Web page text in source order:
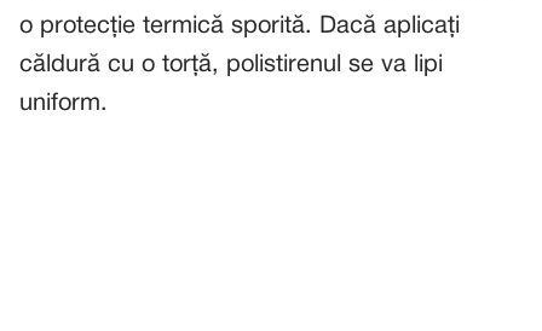
o protecție termică sporită. Dacă aplicați
căldură cu o torță, polistirenul se va lipi
uniform.